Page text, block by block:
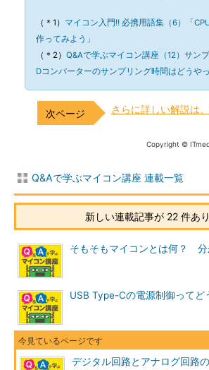
（＊1） マイコン入門!! 必携用語集（6）「
作ってみよう」
（＊2） Q&Aで学ぶマイコン講座（12）サン
Dコンバーターのサンプリング時間はどうや
さらに詳しい解説は
Copyright ©
Q&Aで学ぶマイコン講座 連載一覧
新しい連載記事が 22 件あ
そもそもマイコンとは何？ 分
USB Type-Cの電源制御ってど
デジタル回路とアナログ回路